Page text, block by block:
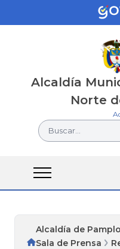
Alcaldía
Norte
Buscar...
Alcaldía de
Sala de Prensa